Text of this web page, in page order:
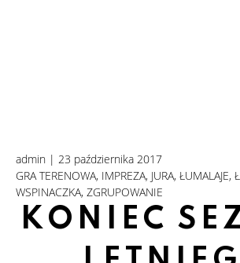
admin | 23 października 2017
GRA TERENOWA IMPREZA JURA ŁUMALAJE
WSPINACZKA ZGRUPOWANIE
KONIEC